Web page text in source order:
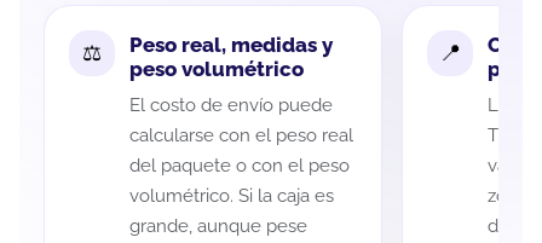
Peso real, medidas y
peso volumétrico
El costo de envío puede
calcularse con el peso real
del paquete o con el peso
volumétrico. Si la caja es
grande, aunque pese
La
variar
zona
de